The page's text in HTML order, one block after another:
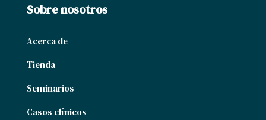
Sobre nosotros
Acerca de
Tienda
Seminarios
Casos clínicos